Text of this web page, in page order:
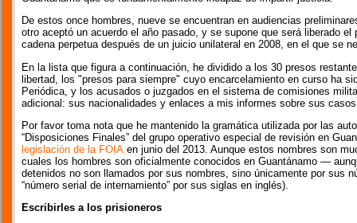
De estos once hombres, nueve se encuentran en audiencias
otro aceptó un acuerdo el año pasado, y se supone que será liberado
cadena perpetua después de un juicio unilateral en 2008, en el que se
En la lista que figura a continuación, he dividido a los 30 presos
libertad, los "presos para siempre" cuyo encarcelamiento en curso ha
Periódica, y los acusados o juzgados en el sistema de comisiones
adicional: sus nacionalidades y enlaces a mis informes sobre sus
Por favor toma nota que he mantenido la gramática utilizada por las
“Disposiciones Finales” del grupo operativo especial de revisión en
legislación de la FOIA en junio del 2013. Aunque estos nombres son
cuales los hombres son oficialmente conocidos en Guantánamo —
detenidos no son llamados por sus nombres, sino únicamente por sus
“número serial de internamiento” por sus siglas en inglés).
Escribirles a los prisioneros